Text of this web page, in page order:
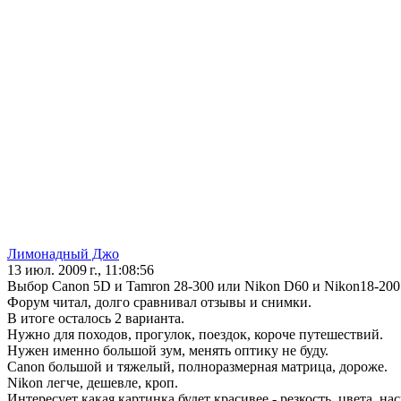
Лимонадный Джо
13 июл. 2009 г., 11:08:56
Выбор Canon 5D и Tamron 28-300 или Nikon D60 и Nikon18-200
Форум читал, долго сравнивал отзывы и снимки.
В итоге осталось 2 варианта.
Нужно для походов, прогулок, поездок, короче путешествий.
Нужен именно большой зум, менять оптику не буду.
Canon большой и тяжелый, полноразмерная матрица, дороже.
Nikon легче, дешевле, кроп.